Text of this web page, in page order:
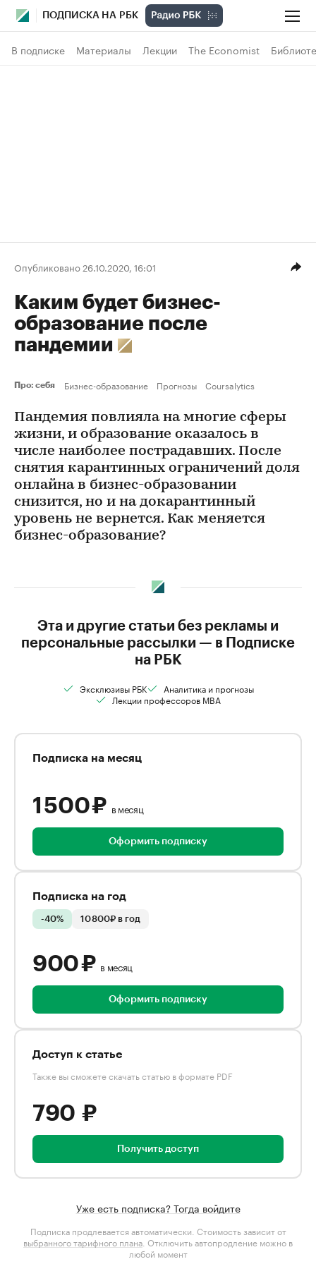
ПОДПИСКА НА РБК
В подписке Материалы Лекции The Economist
Опубликовано 26.10.2020, 16:01
Каким будет бизнес-
образование после
пандемии
Про: себя Бизнес-образование Прогнозы Coursalytics
Пандемия повлияла на многие сферы
жизни, и образование оказалось в
числе наиболее пострадавших. После
снятия карантинных ограничений доля
онлайна в бизнес-образовании
снизится, но и на докарантинный
уровень не вернется. Как меняется
бизнес-образование?
Эта и другие статьи без рекламы и
персональные рассылки — в Подписке
на РБК
Эксклюзивы РБК
Аналитика и прогнозы
Лекции профессоров MBA
Подписка на месяц
1 500 ₽ в месяц
Оформить подписку
Подписка на год
-40% 10 800₽ в год
900 ₽ в месяц
Оформить подписку
Доступ к статье
Также вы сможете скачать статью в формате PDF
790 ₽
Получить доступ
Уже есть подписка? Тогда войдите
Подписка продлевается автоматически. Стоимость зависит от
выбранного тарифного плана . Отключить автопродление можно в
любой момент